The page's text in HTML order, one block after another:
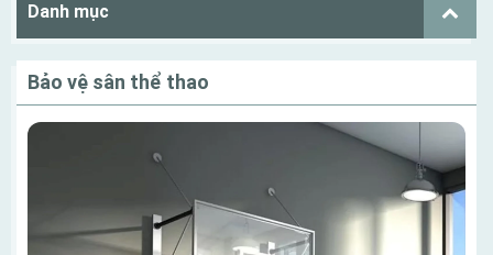
Danh mục
Bảo vệ sân thể thao